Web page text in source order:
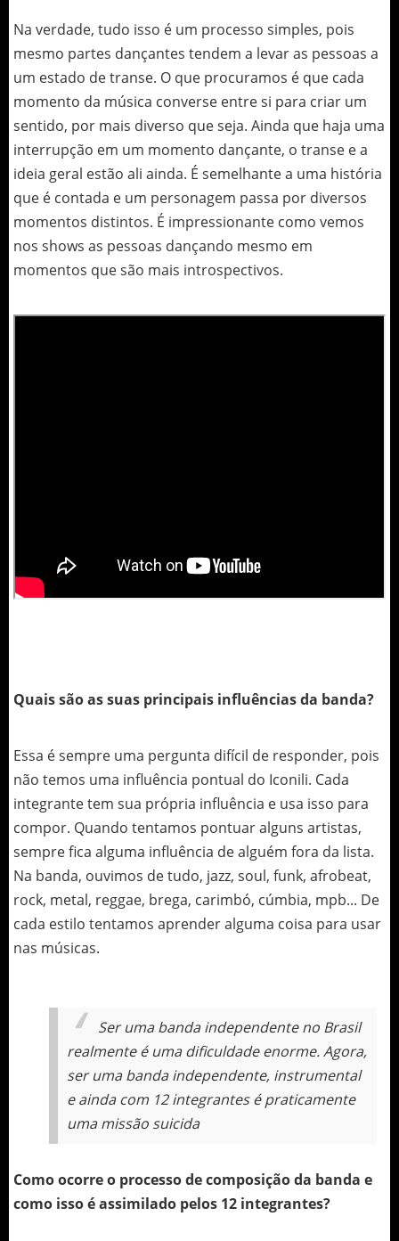
Na verdade, tudo isso é um processo simples, pois
mesmo partes dançantes tendem a levar as pessoas a
um estado de transe. O que procuramos é que cada
momento da música converse entre si para criar um
sentido, por mais diverso que seja. Ainda que haja uma
interrupção em um momento dançante, o transe e a
ideia geral estão ali ainda. É semelhante a uma história
que é contada e um personagem passa por diversos
momentos distintos. É impressionante como vemos
nos shows as pessoas dançando mesmo em
momentos que são mais introspectivos.
Quais são as suas principais influências da banda?
Essa é sempre uma pergunta difícil de responder, pois
não temos uma influência pontual do Iconili. Cada
integrante tem sua própria influência e usa isso para
compor. Quando tentamos pontuar alguns artistas,
sempre fica alguma influência de alguém fora da lista.
Na banda, ouvimos de tudo, jazz, soul, funk, afrobeat,
rock, metal, reggae, brega, carimbó, cúmbia, mpb... De
cada estilo tentamos aprender alguma coisa para usar
nas músicas.
Ser uma banda independente no Brasil
realmente é uma dificuldade enorme. Agora,
ser uma banda independente, instrumental
e ainda com 12 integrantes é praticamente
uma missão suicida
Como ocorre o processo de composição da banda e
como isso é assimilado pelos 12 integrantes?